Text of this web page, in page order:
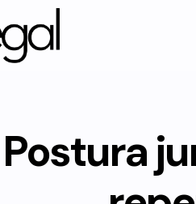
Postura